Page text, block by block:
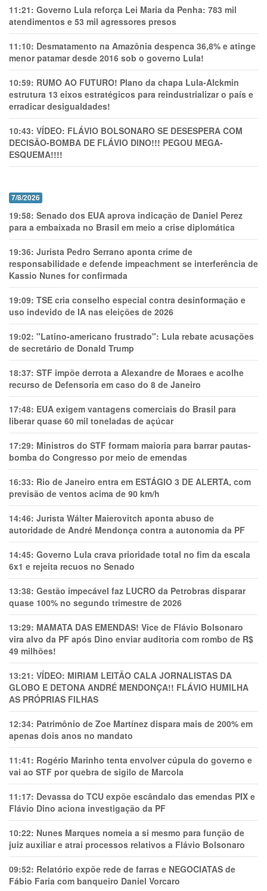
11:21: Governo Lula reforça Lei Maria da Penha: 783 mil
atendimentos e 53 mil agressores presos
11:10: Desmatamento na Amazônia despenca 36,8% e atinge
menor patamar desde 2016 sob o governo Lula!
10:59: RUMO AO FUTURO! Plano da chapa Lula-Alckmin
estrutura 13 eixos estratégicos para reindustrializar o país e
erradicar desigualdades!
10:43: VÍDEO: FLÁVIO BOLSONARO SE DESESPERA COM
DECISÃO-BOMBA DE FLÁVIO DINO!!! PEGOU MEGA-
ESQUEMA!!!!
7/8/2026
19:58: Senado dos EUA aprova indicação de Daniel Perez
para a embaixada no Brasil em meio a crise diplomática
19:36: Jurista Pedro Serrano aponta crime de
responsabilidade e defende impeachment se interferência de
Kassio Nunes for confirmada
19:09: TSE cria conselho especial contra desinformação e
uso indevido de IA nas eleições de 2026
19:02: "Latino-americano frustrado": Lula rebate acusações
de secretário de Donald Trump
18:37: STF impõe derrota a Alexandre de Moraes e acolhe
recurso de Defensoria em caso do 8 de Janeiro
17:48: EUA exigem vantagens comerciais do Brasil para
liberar quase 60 mil toneladas de açúcar
17:29: Ministros do STF formam maioria para barrar pautas-
bomba do Congresso por meio de emendas
16:33: Rio de Janeiro entra em ESTÁGIO 3 DE ALERTA, com
previsão de ventos acima de 90 km/h
14:46: Jurista Wálter Maierovitch aponta abuso de
autoridade de André Mendonça contra a autonomia da PF
14:45: Governo Lula crava prioridade total no fim da escala
6x1 e rejeita recuos no Senado
13:38: Gestão impecável faz LUCRO da Petrobras disparar
quase 100% no segundo trimestre de 2026
13:29: MAMATA DAS EMENDAS! Vice de Flávio Bolsonaro
vira alvo da PF após Dino enviar auditoria com rombo de R$
49 milhões!
13:21: VÍDEO: MIRIAM LEITÃO CALA JORNALISTAS DA
GLOBO E DETONA ANDRÉ MENDONÇA!! FLÁVIO HUMILHA
AS PRÓPRIAS FILHAS
12:34: Patrimônio de Zoe Martínez dispara mais de 200% em
apenas dois anos no mandato
11:41: Rogério Marinho tenta envolver cúpula do governo e
vai ao STF por quebra de sigilo de Marcola
11:17: Devassa do TCU expõe escândalo das emendas PIX e
Flávio Dino aciona investigação da PF
10:22: Nunes Marques nomeia a si mesmo para função de
juiz auxiliar e atrai processos relativos a Flávio Bolsonaro
09:52: Relatório expõe rede de farras e NEGOCIATAS de
Fábio Faria com banqueiro Daniel Vorcaro